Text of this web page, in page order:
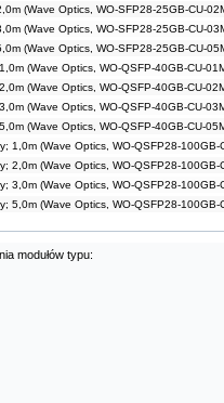
(Wave Optics, WO-SFP28-25GB-CU-
(Wave Optics, WO-SFP28-25GB-CU-
(Wave Optics, WO-SFP28-25GB-CU-
(Wave Optics, WO-QSFP-40GB-CU-
(Wave Optics, WO-QSFP-40GB-CU-
(Wave Optics, WO-QSFP-40GB-CU-
(Wave Optics, WO-QSFP-40GB-CU-
1,0m (Wave Optics, WO-QSFP28-100GB-
2,0m (Wave Optics, WO-QSFP28-100GB-
3,0m (Wave Optics, WO-QSFP28-100GB-
5,0m (Wave Optics, WO-QSFP28-100GB-
modułów typu: